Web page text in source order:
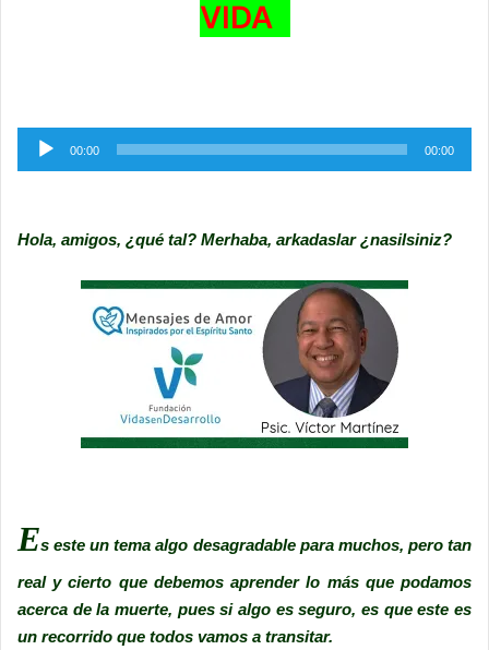
VIDA
Reproductor
de
00:00 00:00
Hola, amigos, ¿qué tal? Merhaba, arkadaslar ¿nasilsiniz?
Es este un tema algo desagradable para muchos, pero tan
real y cierto que debemos aprender lo más que podamos
acerca de la muerte, pues si algo es seguro, es que este es
un recorrido que todos vamos a transitar.